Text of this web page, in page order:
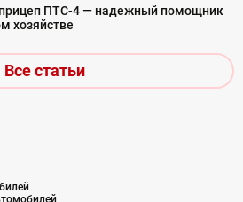
ПТС-4 — надежный помощник
хозяйстве
Все статьи